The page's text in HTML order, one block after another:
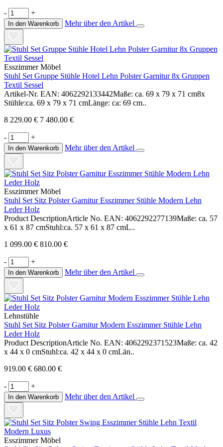
- +
In den Warenkorb Mehr über den Artikel
Esszimmer Möbel
Stuhl Set Gruppe Stühle Hotel Lehn Polster Garnitur 8x Gruppen
Textil Sessel
Artikel-Nr. EAN: 4062292133442Maße: ca. 69 x 79 x 71 cm8x
Stühle:ca. 69 x 79 x 71 cmLänge: ca: 69 cm..
8 229.00 € 7 480.00 €
- +
In den Warenkorb Mehr über den Artikel
Esszimmer Möbel
Stuhl Set Sitz Polster Garnitur Esszimmer Stühle Modern Lehn
Leder Holz
Product DescriptionArticle No. EAN: 4062292277139Maße: ca. 57
x 61 x 87 cmStuhl:ca. 57 x 61 x 87 cmL..
1 099.00 € 810.00 €
- +
In den Warenkorb Mehr über den Artikel
Lehnstühle
Stuhl Set Sitz Polster Garnitur Modern Esszimmer Stühle Lehn
Leder Holz
Product DescriptionArticle No. EAN: 4062292371523Maße: ca. 42
x 44 x 0 cmStuhl:ca. 42 x 44 x 0 cmLän..
919.00 € 680.00 €
- +
In den Warenkorb Mehr über den Artikel
Esszimmer Möbel